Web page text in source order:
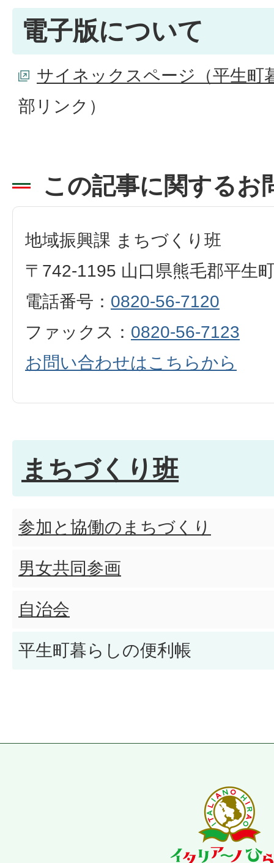
電子版について
サイネックスページ（平生町
部リンク）
この記事に関するお
地域振興課 まちづくり班
〒742-1195 山口県熊毛郡平生
電話番号： 0820-56-7120
ファックス： 0820-56-7123
お問い合わせはこちらから
まちづくり班
参加と協働のまちづくり
男女共同参画
自治会
平生町暮らしの便利帳